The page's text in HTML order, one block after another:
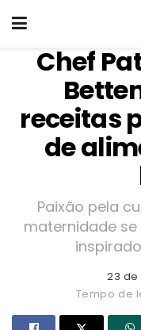
Chef
receitas
de
Paixão pela
maternidade
23 de
Tempo de